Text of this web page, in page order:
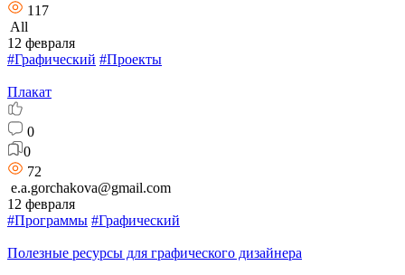
117
All
12 февраля
#Графический #Проекты
Плакат
0
0
72
e.a.gorchakova@gmail.com
12 февраля
#Программы #Графический
Полезные ресурсы для графического дизайнера